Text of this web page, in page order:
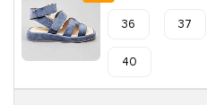
36 37
40